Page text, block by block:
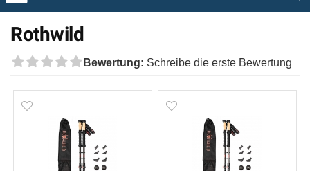
Rothwild
Bewertung: Schreibe die erste Bewertung